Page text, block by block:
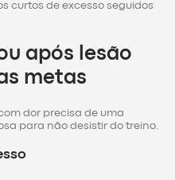
curtos de excesso seguidos
após lesão
metas
dor precisa de uma
para não desistir do treino.